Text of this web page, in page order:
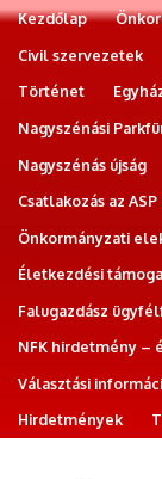
Kezdőlap
Civil szervezetek
Történet
Nagyszénási
Nagyszénás újság
Csatlakozás az
Önkormányzati
Életkezdési
Falugazdász
NFK hirdetmény –
Választási
Hirdetmények